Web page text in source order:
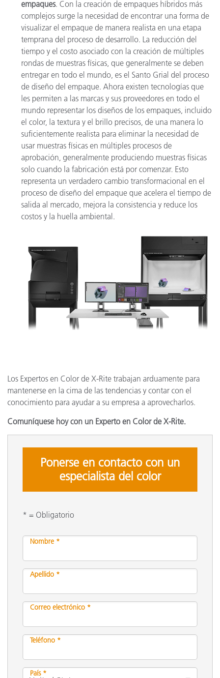
empaques. Con la creación de empaques híbridos más
complejos surge la necesidad de encontrar una forma de
visualizar el empaque de manera realista en una etapa
temprana del proceso de desarrollo. La reducción del
tiempo y el costo asociado con la creación de múltiples
rondas de muestras físicas, que generalmente se deben
entregar en todo el mundo, es el Santo Grial del proceso
de diseño del empaque. Ahora existen tecnologías que
les permiten a las marcas y sus proveedores en todo el
mundo representar los diseños de los empaques, incluido
el color, la textura y el brillo precisos, de una manera lo
suficientemente realista para eliminar la necesidad de
usar muestras físicas en múltiples procesos de
aprobación, generalmente produciendo muestras físicas
solo cuando la fabricación está por comenzar. Esto
representa un verdadero cambio transformacional en el
proceso de diseño del empaque que acelera el tiempo de
salida al mercado, mejora la consistencia y reduce los
costos y la huella ambiental.
Los Expertos en Color de X-Rite trabajan arduamente para
mantenerse en la cima de las tendencias y contar con el
conocimiento para ayudar a su empresa a aprovecharlos.
Comuníquese hoy con un Experto en Color de X-Rite.
Ponerse en contacto con un
especialista del color
* = Obligatorio
Nombre *
Apellido *
Correo electrónico *
Teléfono *
País *